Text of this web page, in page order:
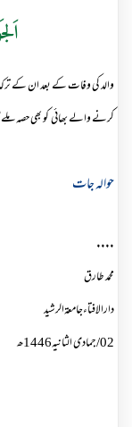
والد کی وفات کے بعد ان کے
کرنے والے بھائی کو بھی حصہ
حوالہ جات
....
محمد طارق
دارالافتاءجامعۃالرشید
02
/جمادی الثانیہ1446ھ